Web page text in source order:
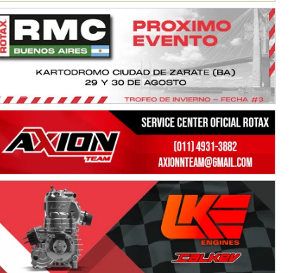
CSK - F7
Juventud Unida (Tierra)
Humboldt (Santa Fe)
NORESTE SANTAFESINO - F6
Ciudad de Avellaneda (Asfalto)
José Samuel Sánchez (Tierra)
Rufino (Santa Fe)
TUCUMANO - F5
Juan Navarro (Asfalto)
El Timbó (Tucumán)